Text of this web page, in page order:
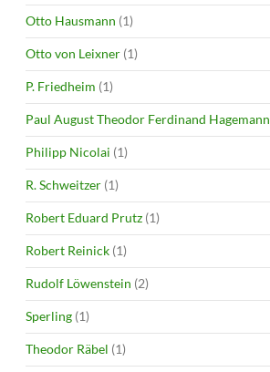
Otto Hausmann (1)
Otto von Leixner (1)
P. Friedheim (1)
Paul August Theodor Ferdinand Hagemann
Philipp Nicolai (1)
R. Schweitzer (1)
Robert Eduard Prutz (1)
Robert Reinick (1)
Rudolf Löwenstein (2)
Sperling (1)
Theodor Räbel (1)